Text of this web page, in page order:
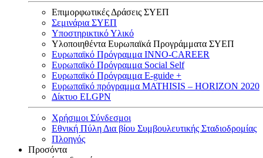
Επιμορφωτικές Δράσεις ΣΥΕΠ
Σεμινάρια ΣΥΕΠ
Υποστηρικτικό Υλικό
Υλοποιηθέντα Ευρωπαϊκά Προγράμματα ΣΥΕΠ
Ευρωπαϊκό Πρόγραμμα INNO-CAREER
Ευρωπαϊκό Πρόγραμμα Social Self
Ευρωπαϊκό Πρόγραμμα E-guide +
Ευρωπαϊκό πρόγραμμα MATHISIS – HORIZON 2020
Δίκτυο ELGPN
Χρήσιμοι Σύνδεσμοι
Εθνική Πύλη Δια βίου Συμβουλευτικής Σταδιοδρομίας
Πλοηγός
Προσόντα